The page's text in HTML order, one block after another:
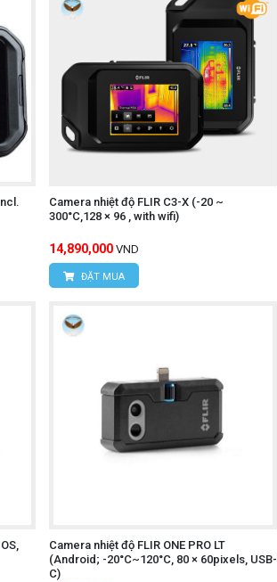
TP Hà Nội
Camera nhiệt độ FLIR C3-X (-20 ~
300°C,128 × 96 , with wifi)
14,890,000 VND
ĐẶT MUA
Camera nhiệt độ FLIR ONE PRO LT
(Android; -20°C~120°C, 80 × 60pixels, USB-
C)